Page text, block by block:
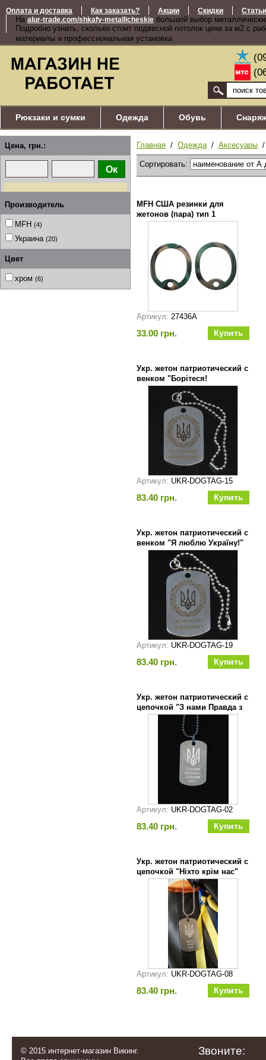
Оплата и доставка Как заказать? Акции Скидки Статьи
На alur-trade.com/shkafy-metallicheskie большой выбор
Подробно узнать, сколько стоит подвесной потолок цена за м2 с
материалы и профессиональная установка
Рюкзаки и сумки Одежда Обувь
Цена, грн.:
Производитель
MFH (4)
Украина (20)
Цвет
хром (6)
Главная / Одежда/ Аксесуары
Сортировать:
MFH США резинки для
жетонов (пара) тип 1
Артикул: 27436A
33.00 грн.
Укр. жетон патриотический с
венком "Борітеся!
Поборете!"
Артикул: UKR-DOGTAG-15
83.40 грн.
Укр. жетон патриотический с
венком "Я люблю Україну!"
Артикул: UKR-DOGTAG-19
83.40 грн.
Укр. жетон патриотический с
цепочкой "З нами Правда з
нами Бог"
Артикул: UKR-DOGTAG-02
83.40 грн.
Укр. жетон патриотический с
цепочкой "Ніхто крім нас"
Артикул: UKR-DOGTAG-08
83.40 грн.
© 2015 интернет-магазин Викинг.
Звоните: